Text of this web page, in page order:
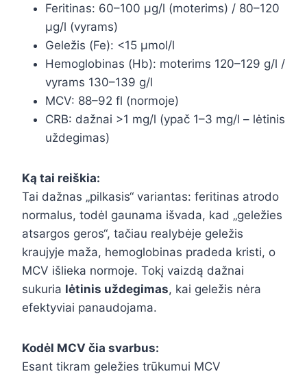
Feritinas: 60–100 µg/l (moterims) / 80–120
µg/l (vyrams)
Geležis (Fe): <15 µmol/l
Hemoglobinas (Hb): moterims 120–129 g/l /
vyrams 130–139 g/l
MCV: 88–92 fl (normoje)
CRB: dažnai >1 mg/l (ypač 1–3 mg/l – lėtinis
uždegimas)
Ką tai reiškia:
Tai dažnas „pilkasis“ variantas: feritinas atrodo
normalus, todėl gaunama išvada, kad „geležies
atsargos geros“, tačiau realybėje geležis
kraujyje maža, hemoglobinas pradeda kristi, o
MCV išlieka normoje. Tokį vaizdą dažnai
sukuria lėtinis uždegimas, kai geležis nėra
efektyviai panaudojama.
Kodėl MCV čia svarbus:
Esant tikram geležies trūkumui MCV